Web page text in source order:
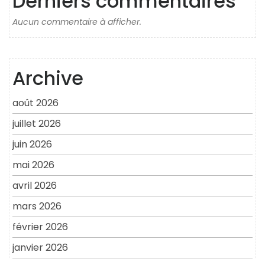
Aucun commentaire à afficher.
Archive
août 2026
juillet 2026
juin 2026
mai 2026
avril 2026
mars 2026
février 2026
janvier 2026